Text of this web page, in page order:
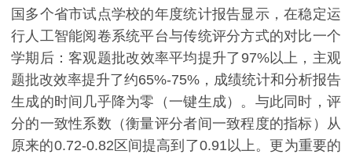
国多个省市试点学校的年度统计报告显示，在稳定运
行人工智能阅卷系统平台与传统评分方式的对比一个
学期后：客观题批改效率平均提升了97%以上，主观
题批改效率提升了约65%-75%，成绩统计和分析报告
生成的时间几乎降为零（一键生成）。与此同时，评
分的一致性系数（衡量评分者间一致程度的指标）从
原来的0.72-0.82区间提高到了0.91以上。更为重要的